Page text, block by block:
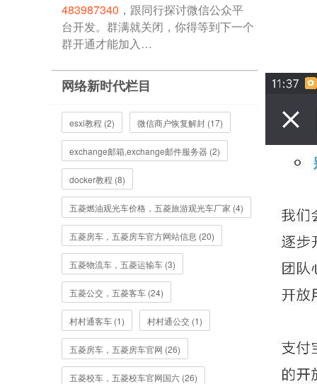
483987340 ，跟同行探讨微信公众平
台开发。群满就关闭，你得等到下一个
群开通才能加入…
网络新时代栏目
esxi教程 (2) 微信商户恢复解封 (17)
exchange邮箱,exchange邮件服务器 (2)
docker教程 (8)
五菱燃油观光车价格，五菱旅游观光车厂家 (4)
五菱房车，五菱房车官方网站信息 (20)
五菱物流车，五菱运输车 (3)
五菱公交，五菱客车 (24)
村村通客车 (1) 村村通公交 (1)
五菱房车，五菱房车官网 (26)
五菱校车，五菱校车官网国六 (26)